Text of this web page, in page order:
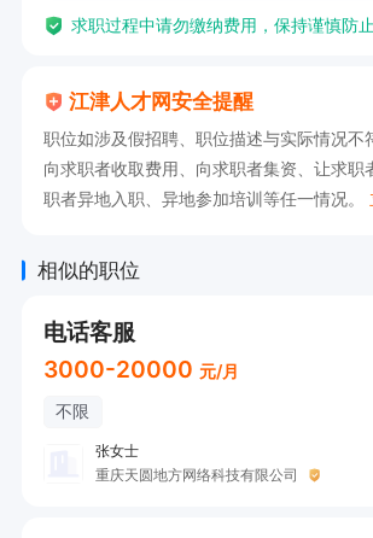
的服务体验。
信息。
4. 具备团队协作精神，能够与老业
处理客户事务。
展。
工作时间：
早九晚六，月休六天。中午休息两小
本岗位为电话客服，无需频繁拨打
求职过程中请勿缴纳费用，保持谨慎防
江津人才网安全提醒
职位如涉及假招聘、职位描述与实际情况不
向求职者收取费用、向求职者集资、让求职
职者异地入职、异地参加培训等任一情况。
相似的职位
电话客服
3000-20000 元/月
不限
张女士
重庆天圆地方网络科技有限公司